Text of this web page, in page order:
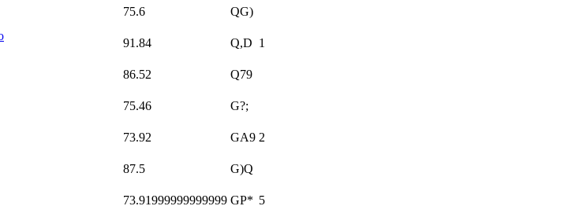
75.6 QG)
91.84 Q,D 1
86.52 Q79
75.46 G?;
73.92 GA9 2
87.5 G)Q
73.91999999999999 GP* 5